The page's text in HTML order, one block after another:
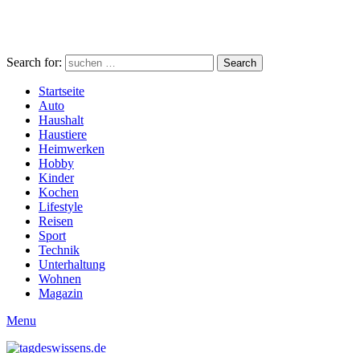
Search for: Search
Startseite
Auto
Haushalt
Haustiere
Heimwerken
Hobby
Kinder
Kochen
Lifestyle
Reisen
Sport
Technik
Unterhaltung
Wohnen
Magazin
Menu